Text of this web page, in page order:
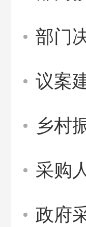
部门
议案
乡村
采购
政府